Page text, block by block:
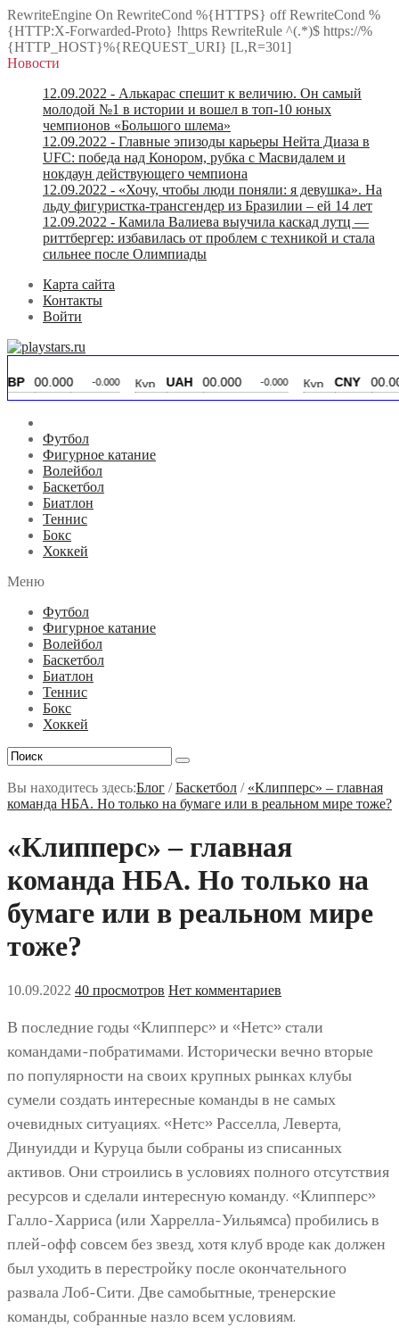
RewriteEngine On RewriteCond %{HTTPS} off RewriteCond %
{HTTP:X-Forwarded-Proto} !https RewriteRule ^(.*)$ https://%
{HTTP_HOST}%{REQUEST_URI} [L,R=301]
Новости
12.09.2022 - Алькарас спешит к величию. Он самый
молодой №1 в истории и вошел в топ-10 юных
чемпионов «Большого шлема»
12.09.2022 - Главные эпизоды карьеры Нейта Диаза в
UFC: победа над Конором, рубка с Масвидалем и
нокдаун действующего чемпиона
12.09.2022 - «Хочу, чтобы люди поняли: я девушка». На
льду фигуристка-трансгендер из Бразилии – ей 14 лет
12.09.2022 - Камила Валиева выучила каскад лутц —
риттбергер: избавилась от проблем с техникой и стала
сильнее после Олимпиады
Карта сайта
Контакты
Войти
-0.000 UAH 00.000 -0.000 CNY 00.000 -
Футбол
Фигурное катание
Волейбол
Баскетбол
Биатлон
Теннис
Бокс
Хоккей
Меню
Футбол
Фигурное катание
Волейбол
Баскетбол
Биатлон
Теннис
Бокс
Хоккей
Вы находитесь здесь:Блог /Баскетбол / «Клипперс» – главная
команда НБА. Но только на бумаге или в реальном мире тоже?
«Клипперс» – главная
команда НБА. Но только на
бумаге или в реальном мире
тоже?
10.09.2022 40 просмотров Нет комментариев
В последние годы «Клипперс» и «Нетс» стали
командами-побратимами. Исторически вечно вторые
по популярности на своих крупных рынках клубы
сумели создать интересные команды в не самых
очевидных ситуациях. «Нетс» Расселла, Леверта,
Динуидди и Куруца были собраны из списанных
активов. Они строились в условиях полного отсутствия
ресурсов и сделали интересную команду. «Клипперс»
Галло-Харриса (или Харрелла-Уильямса) пробились в
плей-офф совсем без звезд, хотя клуб вроде как должен
был уходить в перестройку после окончательного
развала Лоб-Сити. Две самобытные, тренерские
команды, собранные назло всем условиям.